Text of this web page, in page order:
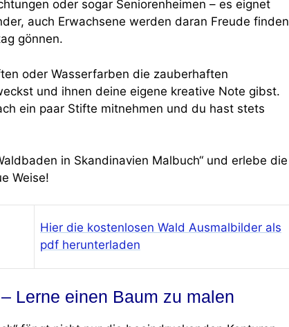
oder sogar Seniorenheimen – es eignet
auch Erwachsene werden daran Freude finden
gönnen.
oder Wasserfarben die zauberhaften
und ihnen deine eigene kreative Note gibst.
ein paar Stifte mitnehmen und du hast stets
in Skandinavien Malbuch“ und erlebe die
Weise!
Hier die kostenlosen Wald Ausmalbilder als
pdf herunterladen
Lerne einen Baum zu malen